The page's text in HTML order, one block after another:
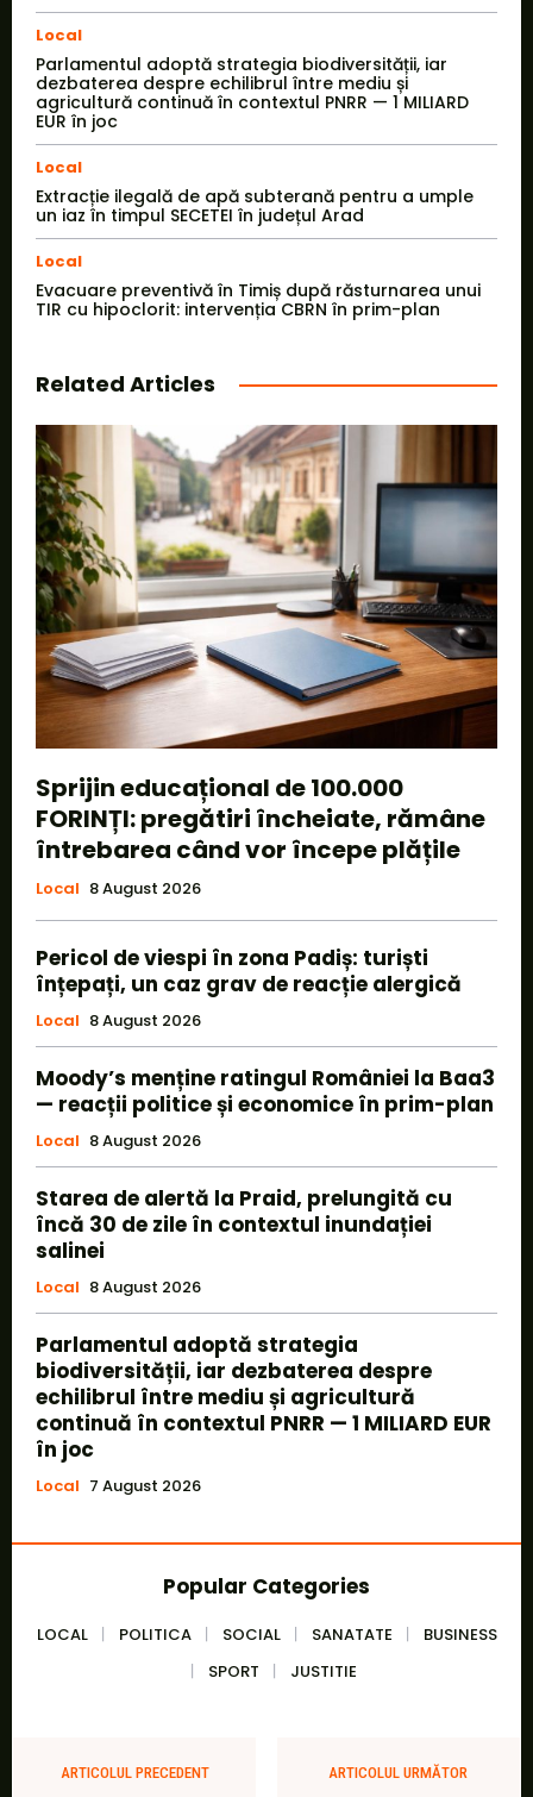
Local
Parlamentul adoptă strategia biodiversității, iar
dezbaterea despre echilibrul între mediu și
agricultură continuă în contextul PNRR — 1 MILIARD
EUR în joc
Local
Extracție ilegală de apă subterană pentru a umple
un iaz în timpul SECETEI în județul Arad
Local
Evacuare preventivă în Timiș după răsturnarea unui
TIR cu hipoclorit: intervenția CBRN în prim-plan
Related Articles
Sprijin educațional de 100.000
FORINȚI: pregătiri încheiate, rămâne
întrebarea când vor începe plățile
Local 8 August 2026
Pericol de viespi în zona Padiș: turiști
înțepați, un caz grav de reacție alergică
Local 8 August 2026
Moody’s menține ratingul României la Baa3
— reacții politice și economice în prim-plan
Local 8 August 2026
Starea de alertă la Praid, prelungită cu
încă 30 de zile în contextul inundației
salinei
Local 8 August 2026
Parlamentul adoptă strategia
biodiversității, iar dezbaterea despre
echilibrul între mediu și agricultură
continuă în contextul PNRR — 1 MILIARD EUR
în joc
Local 7 August 2026
Popular Categories
LOCAL POLITICA SOCIAL SANATATE
BUSINESS
SPORT
JUSTITIE
ARTICOLUL PRECEDENT ARTICOLUL URMĂTOR